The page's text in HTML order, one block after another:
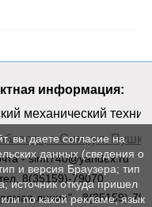
информация:
механический
г. Сим, ул.
- simt740@yandex.ru
8(35159)-79070
линия" - 8(35159)-
вы даете согласие на
данных (сведения о
и версия Браузера; тип
источник откуда пришел
по какой рекламе; язык